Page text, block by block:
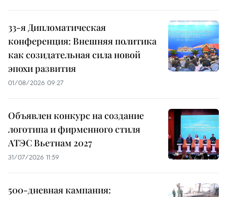
33-я Дипломатическая
конференция: Внешняя политика
как созидательная сила новой
эпохи развития
01/08/2026 09:27
Объявлен конкурс на создание
логотипа и фирменного стиля
АТЭС Вьетнам 2027
31/07/2026 11:59
500-дневная кампания: